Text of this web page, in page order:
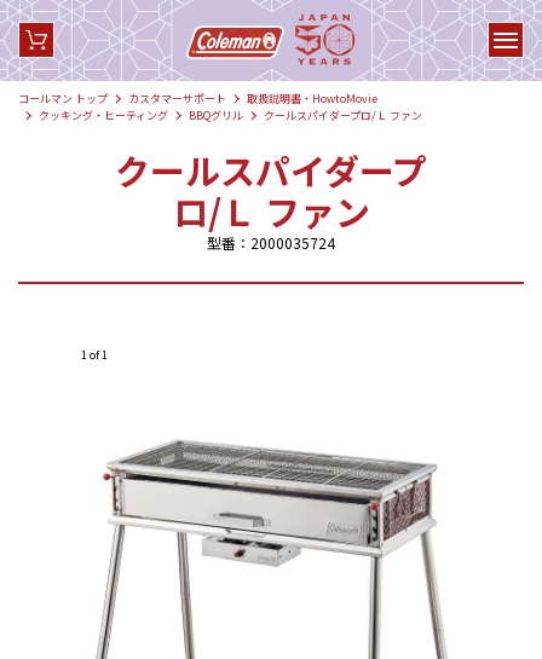
コールマン トップ カスタマーサポート
取扱説明書・HowtoMovie
クッキング・ヒーティング
BBQグリル クールスパイダープロ/Ｌ ファン
クールスパイダープ
ロ/Ｌ ファン
型番：2000035724
1 of 1